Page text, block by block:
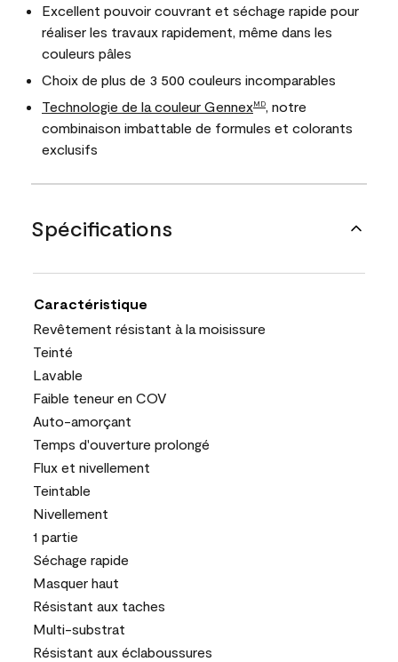
Excellent pouvoir couvrant et séchage rapide pour
réaliser les travaux rapidement, même dans les
couleurs pâles
Choix de plus de 3 500 couleurs incomparables
Technologie de la couleur GennexMD
, notre
combinaison imbattable de formules et colorants
exclusifs
Spécifications
Caractéristique
Revêtement résistant à la moisissure
Teinté
Lavable
Faible teneur en COV
Auto-amorçant
Temps d'ouverture prolongé
Flux et nivellement
Teintable
Nivellement
1 partie
Séchage rapide
Masquer haut
Résistant aux taches
Multi-substrat
Résistant aux éclaboussures